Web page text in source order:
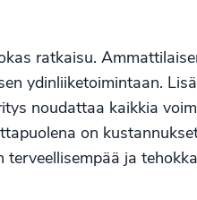
ratkaisu.
ydinliiketoimintaan.
noudattaa kaikkia
on
ja